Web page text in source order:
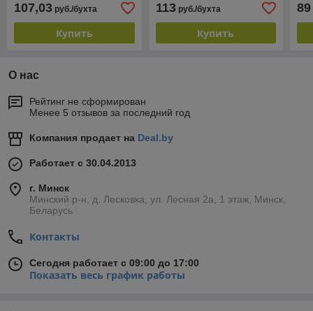
107,03 руб./бухта
Купить
113руб./бухта
Купить
89
О нас
Рейтинг не сформирован
Менее 5 отзывов за последний год
Компания продает на Deal.by
Работает с 30.04.2013
г. Минск
Минский р-н, д. Лесковка, ул. Лесная 2а, 1 этаж, Минск,
Беларусь
Контакты
Сегодня работает с 09:00 до 17:00
Показать весь график работы